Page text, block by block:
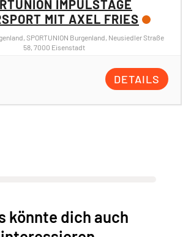
05 SEPTEMBER 2026